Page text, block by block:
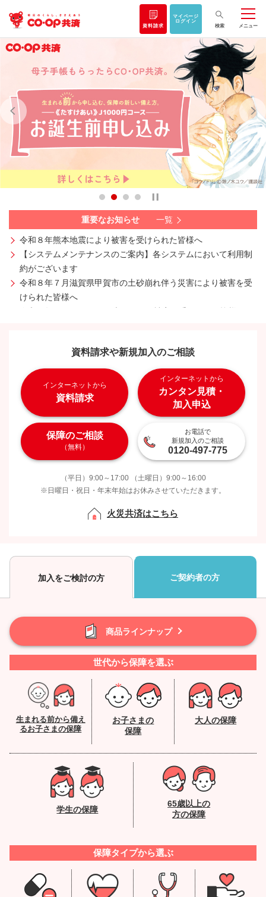
資料請求
マイページ
ログイン
検索
メニュー
重要なお知らせ 一覧
令和８年熊本地震により被害を受けられた皆様へ
【システムメンテナンスのご案内】各システムにおいて利用制
約がございます
令和８年７月滋賀県甲賀市の土砂崩れ伴う災害により被害を受
けられた皆様へ
令和8年1月21日からの大雪により被害を受けられた皆様へ
島根県東部を震源とした地震により被害を受けられた皆様へ
令和7年青森県東方沖を震源とする地震により被害を受けられた
皆様へ
手術共済金（60日に１回の支払限度としていた手術）のお支払
いに関するお詫び
《学生総合共済》ＣＯ・ＯＰ学生総合共済の満期に伴うお手続
書類 印刷内容の不備のお詫び
を受けられた皆様へ
令和7年台風22号により被害を受けられた皆様へ
令和7年9月12日からの大雨により被害を受けられた皆様へ
令和7年台風12号により被害を受けられた皆様へ
令和7年8月6日からの低気圧と前線に伴う大雨により被害を受
令和7年台風8号により被害を受けられた皆様へ
トカラ列島近海を震源とする地震により被害を受けられた皆様
へ
【ご注意ください】コープ共済関係者を騙る者からの電話につ
いて
令和6年能登半島地震により被害を受けられた皆様へ
加入をご検討の方 ご契約者の方
商品ラインナップ
世代から保障を選ぶ
生まれる前から備え
るお子さまの保障
お子さまの
保障
大人の保障
学生の保障
65歳以上の
方の保障
保障タイプから選ぶ
資料請求や新規加入のご相談
インターネットから
資料請求
インターネットから
カンタン見積・
加入申込
保障のご相談
（無料）
お電話で
新規加入のご相談
0120-497-775
（平日）9:00～17:00 （土曜日）9:00～16:00
※日曜日・祝日・年末年始はお休みさせていただきます。
火災共済はこちら